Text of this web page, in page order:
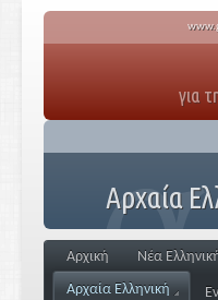
για
Αρχαία
Αρχική Νέα
Αρχαία Ελληνική